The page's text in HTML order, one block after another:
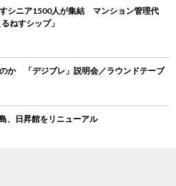
すシニア1500人が集結 マンション管理代
ねすシップ」
か 「デジブレ」説明会／ラウンドテーブ
、日昇館をリニューアル